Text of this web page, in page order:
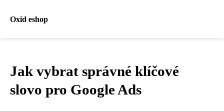
Oxid eshop
Jak vybrat správné klíčové
slovo pro Google Ads